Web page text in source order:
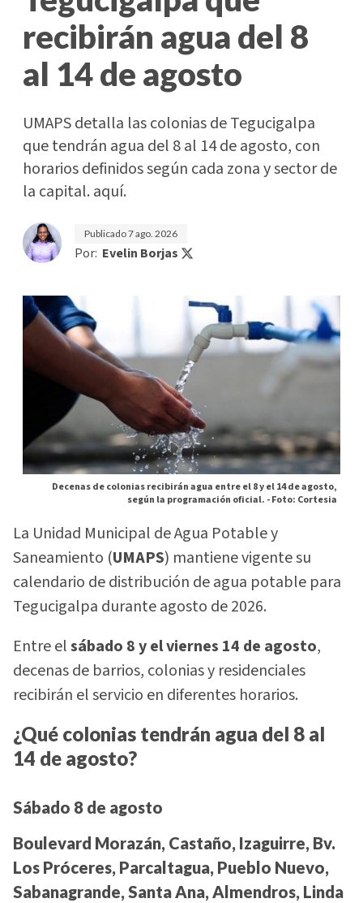
recibirán agua del 8
al 14 de agosto
UMAPS detalla las colonias de Tegucigalpa
que tendrán agua del 8 al 14 de agosto, con
horarios definidos según cada zona y sector de
la capital. aquí.
Publicado7 ago. 2026
Por: Evelin Borjas
Decenas de colonias recibirán agua entre el 8 y el 14 de agosto,
según la programación oficial. -Foto: Cortesia
La Unidad Municipal de Agua Potable y
Saneamiento (UMAPS) mantiene vigente su
calendario de distribución de agua potable para
Tegucigalpa durante agosto de 2026.
Entre elsábado 8 y el viernes 14 de agosto,
decenas de barrios, colonias y residenciales
recibirán el servicio en diferentes horarios.
¿Qué colonias tendrán agua del 8 al
14 de agosto?
Sábado 8 de agosto
Boulevard Morazán, Castaño, Izaguirre, Bv.
Los Próceres, Parcaltagua, Pueblo Nuevo,
Sabanagrande, Santa Ana, Almendros, Linda